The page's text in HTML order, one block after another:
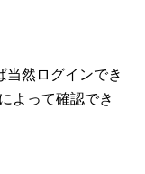
当然ログインでき
よって確認でき